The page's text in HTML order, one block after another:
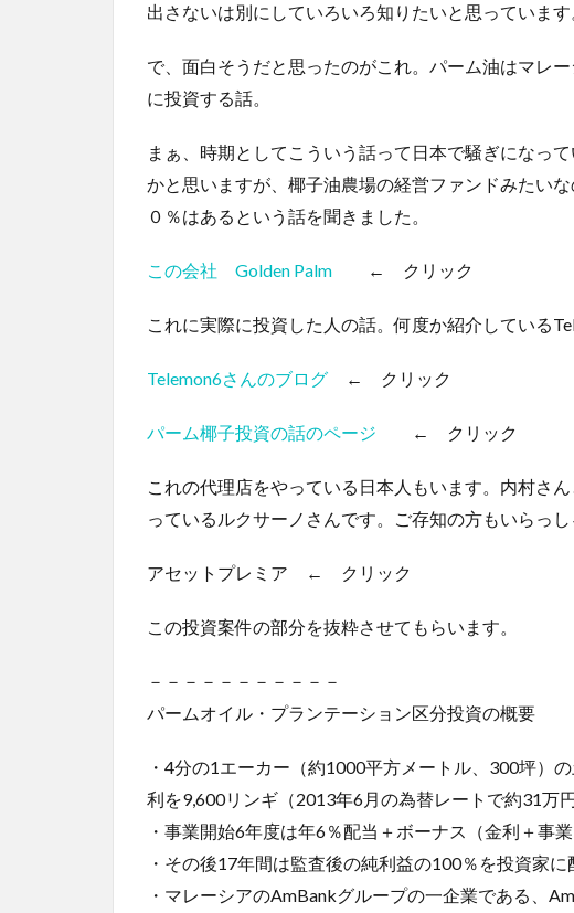
出さないは別にしていろいろ知りたいと思っています
で、面白そうだと思ったのがこれ。パーム油はマレ
に投資する話。
まぁ、時期としてこういう話って日本で騒ぎになっ
かと思いますが、椰子油農場の経営ファンドみたい
０％はあるという話を聞きました。
この会社 Golden Palm ← クリック
これに実際に投資した人の話。何度か紹介している
Telemon6さんのブログ ← クリック
パーム椰子投資の話のページ ← クリック
これの代理店をやっている日本人もいます。内村さ
っているルクサーノさんです。ご存知の方もいらっし
アセットプレミア ← クリック
この投資案件の部分を抜粋させてもらいます。
－－－－－－－－－－－
パームオイル・プランテーション区分投資の概要
・4分の1エーカー（約1000平方メートル、300坪）
利を9,600リンギ（2013年6月の為替レートで約31万
・事業開始6年度は年6％配当＋ボーナス（金利＋事業
・その後17年間は監査後の純利益の100％を投資家に
・マレーシアのAmBankグループの一企業である、